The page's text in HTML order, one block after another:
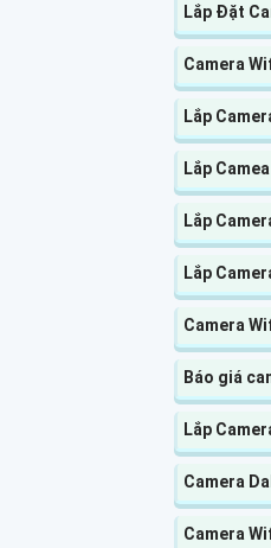
Lắp Đặt
Camera
Lắp
Lắp
Lắp
Lắp
Camera
Báo giá
Lắp
Camera
Camera